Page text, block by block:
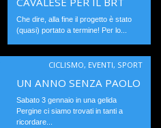
Che dire, alla fine il progetto è stato
(quasi) portato a termine! Per lo...
CICLISMO, EVENTI, SPORT
UN ANNO SENZA PAOLO
Sabato 3 gennaio in una gelida
Pergine ci siamo trovati in tanti a
ricordare...